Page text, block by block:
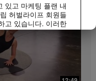
있고 마케팅 플랜 내
허벌라이프 회원들
고 있습니다. 이러한
적용되는 수치이지
귀하의 예상 수입을
니스를 진행하시는
실적 데이터를 참조
을 방문